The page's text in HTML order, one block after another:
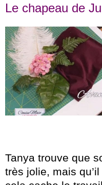
Le chapeau de
Tanya trouve que
très jolie, mais